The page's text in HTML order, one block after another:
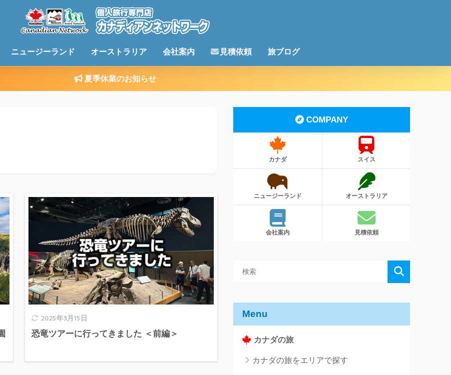
ニュージーランド オーストラリア 会社案内 見積依頼 旅ブログ
夏季休業のお知らせ
2025年3月15日
恐竜ツアーに行ってきました ＜前編＞
COMPANY
カナダ スイス
ニュージーランド オーストラリア
会社案内 見積依頼
Menu
カナダの旅
カナダの旅をエリアで探す